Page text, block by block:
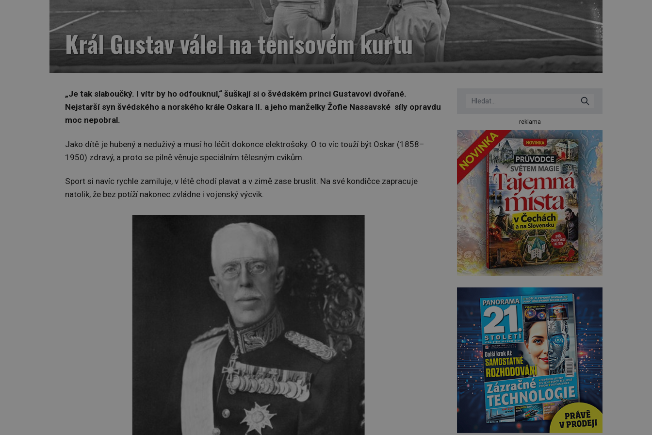
Král Gustav válel na tenisovém kurtu
„Je tak slaboučký. I vítr by ho odfouknul,“ šuškají si o švédském princi Gustavovi dvořané.
Nejstarší syn švédského a norského krále Oskara II. a jeho manželky Žofie Nassavské síly opravdu
moc nepobral.
Jako dítě je hubený a neduživý a musí ho léčit dokonce elektrošoky. O to víc touží být Oskar (1858–
1950) zdravý, a proto se pilně věnuje speciálním tělesným cvikům.
Sport si navíc rychle zamiluje, v létě chodí plavat a v zimě zase bruslit. Na své kondičce zapracuje
natolik, že bez potíží nakonec zvládne i vojenský výcvik.
reklama